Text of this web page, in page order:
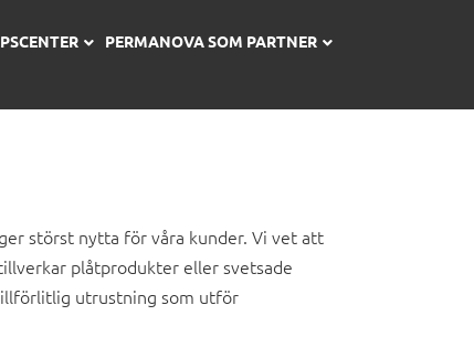
PERMANOVA SOM PARTNER
störst nytta för våra kunder. Vi vet att
plåtprodukter eller svetsade
utrustning som utför